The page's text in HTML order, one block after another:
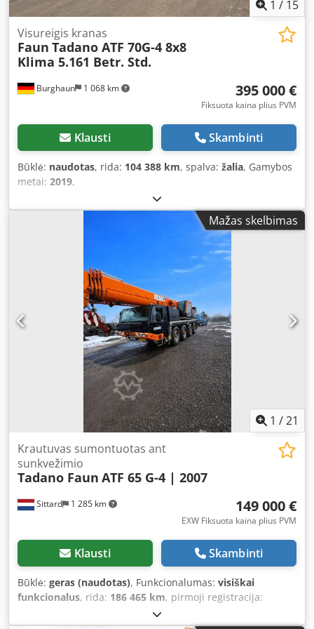
1 / 15
Burghaun 1 068 km
Visureigis kranas
Faun Tadano ATF 70G-4 8x8
Klima 5.161 Betr. Std.
395 000 €
Fiksuota kaina plius PVM
Klausti Skambinti
Būklė: naudotas, rida: 104 388 km, spalva: žalia, Gamybos
metai: 2019,
Mažas skelbimas
1 /21
Sittard 1 285 km
Krautuvas sumontuotas ant
sunkvežimio
Tadano Faun ATF 65 G-4 | 2007
149 000 €
EXW Fiksuota kaina plius PVM
Klausti Skambinti
Būklė: geras (naudotas), Funkcionalumas: visiškai
funkcionalus, rida: 186 465 km, pirmoji registracija:
dyzelinas, bendras svoris: